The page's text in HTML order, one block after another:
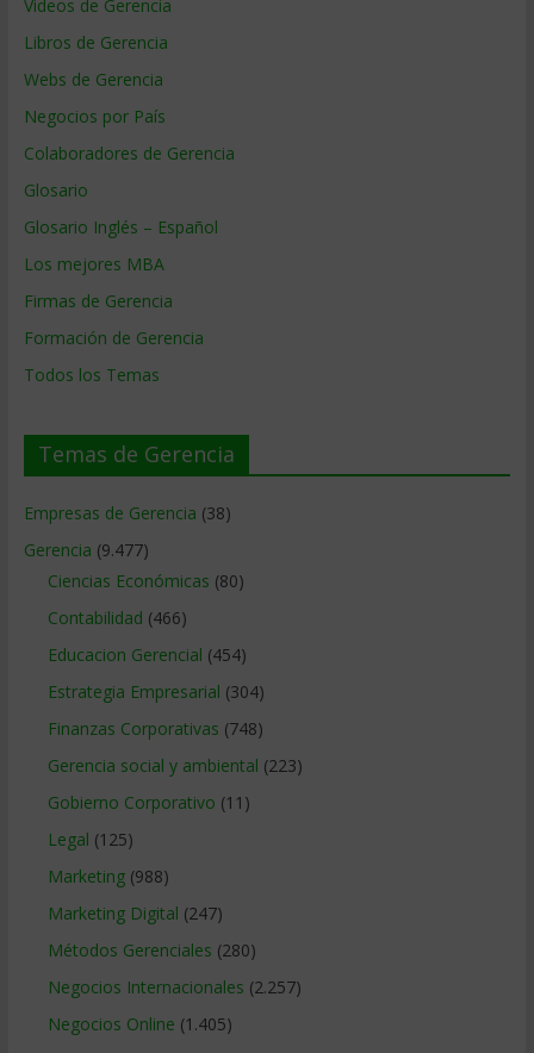
Videos de Gerencia
Libros de Gerencia
Webs de Gerencia
Negocios por País
Colaboradores de Gerencia
Glosario
Glosario Inglés – Español
Los mejores MBA
Firmas de Gerencia
Formación de Gerencia
Todos los Temas
Temas de Gerencia
Empresas de Gerencia (38)
Gerencia (9.477)
Ciencias Económicas (80)
Contabilidad (466)
Educacion Gerencial (454)
Estrategia Empresarial (304)
Finanzas Corporativas (748)
Gerencia social y ambiental (223)
Gobierno Corporativo (11)
Legal (125)
Marketing(988)
Marketing Digital (247)
Métodos Gerenciales (280)
Negocios Internacionales (2.257)
Negocios Online (1.405)